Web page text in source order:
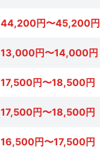
44,200円〜45,200円
13,000円〜14,000円
17,500円〜18,500円
17,500円〜18,500円
16,500円〜17,500円